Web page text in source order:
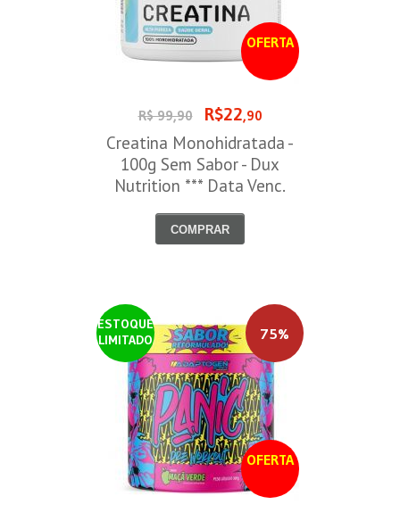
OFERTA
R$ 99,90 R$22,90
Creatina Monohidratada -
100g Sem Sabor - Dux
Nutrition *** Data Venc.
COMPRAR
ESTOQUE
LIMITADO
OFERTA
75%